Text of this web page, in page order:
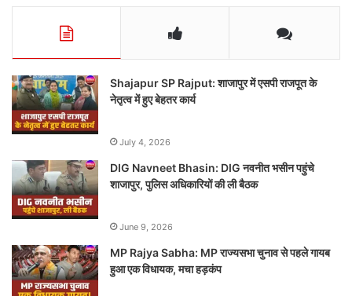
Shajapur SP Rajput: शाजापुर में एसपी राजपूत के
नेतृत्व में हुए बेहतर कार्य
July 4, 2026
DIG Navneet Bhasin: DIG नवनीत भसीन पहुंचे
शाजापुर, पुलिस अधिकारियों की ली बैठक
June 9, 2026
MP Rajya Sabha: MP राज्यसभा चुनाव से पहले गायब
हुआ एक विधायक, मचा हड़कंप